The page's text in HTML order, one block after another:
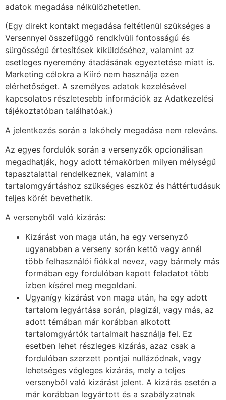
adatok megadása nélkülözhetetlen.
(Egy direkt kontakt megadása feltétlenül szükséges a
Versennyel összefüggő rendkívüli fontosságú és
sürgősségű értesítések kiküldéséhez, valamint az
esetleges nyeremény átadásának egyeztetése miatt is.
Marketing célokra a Kiíró nem használja ezen
elérhetőséget. A személyes adatok kezelésével
kapcsolatos részletesebb információk az Adatkezelési
tájékoztatóban találhatóak.)
A jelentkezés során a lakóhely megadása nem releváns.
Az egyes fordulók során a versenyzők opcionálisan
megadhatják, hogy adott témakörben milyen mélységű
tapasztalattal rendelkeznek, valamint a
tartalomgyártáshoz szükséges eszköz és háttértudásuk
teljes körét bevethetik.
A versenyből való kizárás:
Kizárást von maga után, ha egy versenyző
ugyanabban a verseny során kettő vagy annál
több felhasználói fiókkal nevez, vagy bármely más
formában egy fordulóban kapott feladatot több
ízben kísérel meg megoldani.
Ugyanígy kizárást von maga után, ha egy adott
tartalom legyártása során, plagizál, vagy más, az
adott témában már korábban alkotott
tartalomgyártók tartalmait használja fel. Ez
esetben lehet részleges kizárás, azaz csak a
fordulóban szerzett pontjai nullázódnak, vagy
lehetséges végleges kizárás, mely a teljes
versenyből való kizárást jelent. A kizárás esetén a
már korábban legyártott és a szabályzatnak